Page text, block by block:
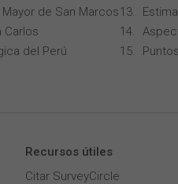
de San Marcos
Carlos
del Perú
Recursos útiles
Citar SurveyCircle